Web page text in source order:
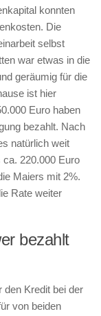
konnten
Die
selbst
war etwas in die
geräumig für die
ist hier
Euro haben
bezahlt. Nach
natürlich weit
220.000 Euro
Maiers mit 2%.
Rate weiter
bezahlt
den Kredit bei der
von beiden